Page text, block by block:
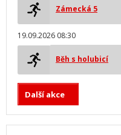
Zámecká 5
19.09.2026 08:30
Běh s holubicí
Další akce